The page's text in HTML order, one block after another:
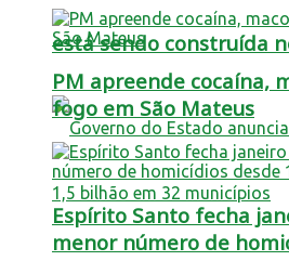
está sendo construída
PM apreende cocaína,
fogo em São Mateus
Espírito Santo fecha
menor número de